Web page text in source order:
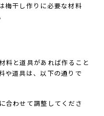
梅干し​作りに必要な材料
料と道具があれば作ること
や道具は、以下の通りで
合わせて調整してくださ